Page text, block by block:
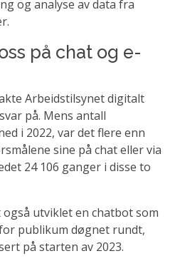
og analyse av data fra
på chat og e-
Arbeidstilsynet digitalt
på. Mens antall
i 2022, var det flere enn
sine på chat eller via
24 106 ganger i disse to
utviklet en chatbot som
publikum døgnet rundt,
på starten av 2023.